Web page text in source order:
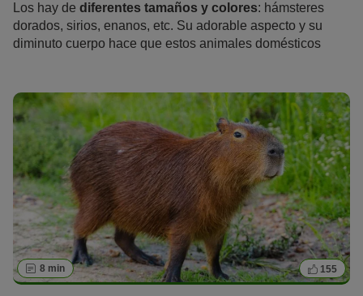
Los hay de diferentes tamaños y colores: hámsteres
dorados, sirios, enanos, etc. Su adorable aspecto y su
diminuto cuerpo hace que estos animales domésticos
bastantedelicadosy tienen unas necesidades bastante
exigentesque no puedes pasar por alto.
8 min 155